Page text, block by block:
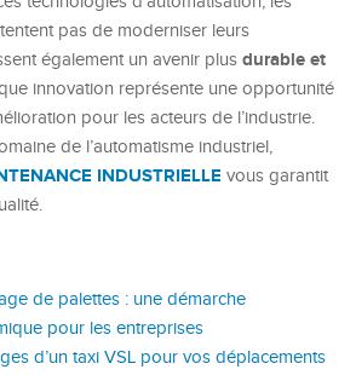
pas de moderniser leurs
également un avenir plus durable et
innovation représente une opportunité
pour les acteurs de l’industrie.
de l’automatisme industriel,
INDUSTRIELLE vous garantit
de palettes : une démarche
pour les entreprises
d’un taxi VSL pour vos déplacements